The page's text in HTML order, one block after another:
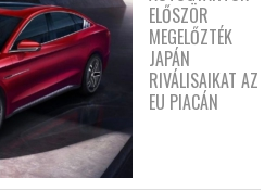
ELŐSZÖR
MEGELŐZTÉK
JAPÁN
RIVÁLISAIKAT AZ
EU PIACÁN